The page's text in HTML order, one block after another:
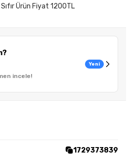
incele!
Yeni
1729373839
Ürün Fiyat 1200TL